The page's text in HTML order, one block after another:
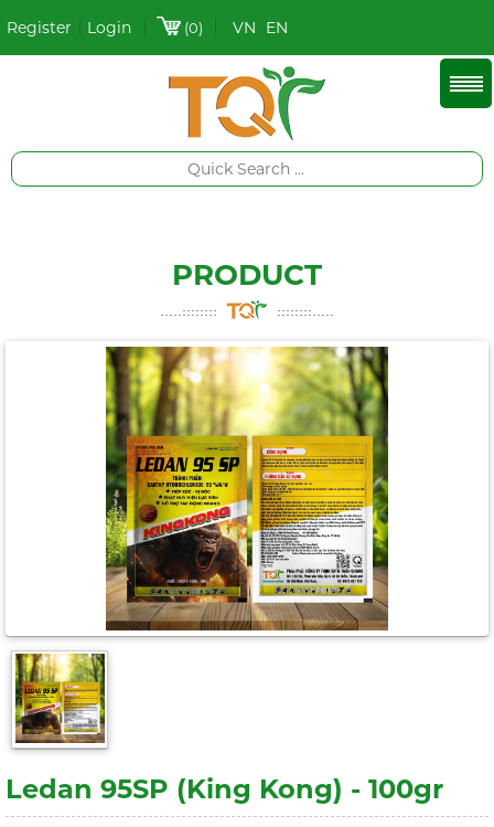
Register Login (0) VN EN
PRODUCT
Ledan 95SP (King Kong) - 100gr